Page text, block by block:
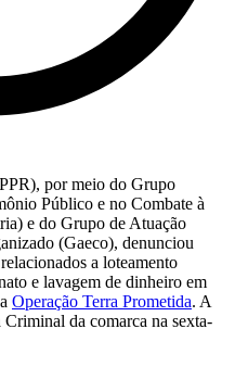
por meio do Grupo
Público e no Combate à
e do Grupo de Atuação
(Gaeco), denunciou
a loteamento
e lavagem de dinheiro em
Operação Terra Prometida. A
da comarca na sexta-